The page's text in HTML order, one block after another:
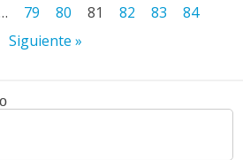
79 80 81 82 83
84
Siguiente »